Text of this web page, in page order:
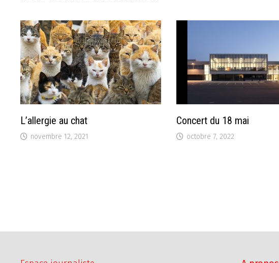
L’allergie au chat
novembre 12, 2021
Concert du 18 mai
octobre 7, 2022